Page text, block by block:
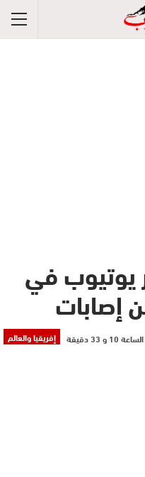
يوتيوب في
إصابات
إفريقيا والعالم